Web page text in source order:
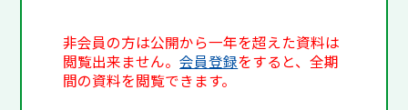
非会員の方は公開から一年を超えた資料は
閲覧出来ません。会員登録をすると、全期
間の資料を閲覧できます。